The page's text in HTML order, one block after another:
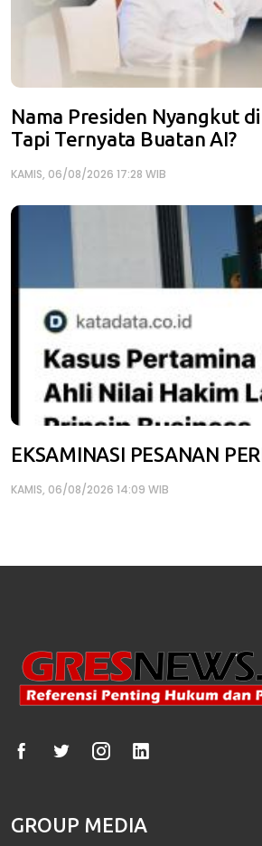
Nama Presiden Nyangkut
Tapi Ternyata Buatan AI?
KAMIS, 06/08/2026 17:28 WIB
EKSAMINASI PESANAN
KAMIS, 06/08/2026 14:09 WIB
GROUP MEDIA